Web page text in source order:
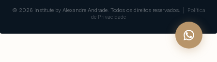
© 2026 Institute by Alexandre Andrade. Todos os direitos reservados. |
Política
de Privacidade